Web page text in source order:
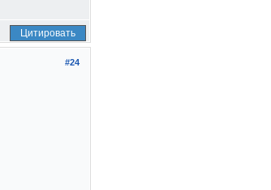
Цитировать
#24